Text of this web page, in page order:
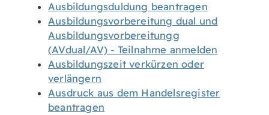
Ausbildungsduldung beantragen
Ausbildungsvorbereitung dual und
Ausbildungsvorbereitungg
(AVdual/AV) - Teilnahme anmelden
Ausbildungszeit verkürzen oder
verlängern
Ausdruck aus dem Handelsregister
beantragen